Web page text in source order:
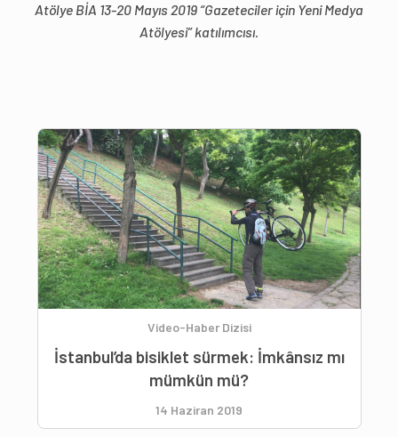
Atölye BİA 13-20 Mayıs 2019 “Gazeteciler için Yeni Medya
Atölyesi” katılımcısı.
Video-Haber Dizisi
İstanbul’da bisiklet sürmek: İmkânsız mı
mümkün mü?
14 Haziran 2019